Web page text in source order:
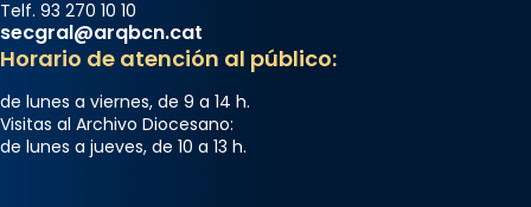
acompanyava més de prop Jesús.
Segons el llibre dels Fets (12,2) fou el primer
apòstol màrtir, decapitat a Jerusalem per
Herodes Agripa (vers l'any 44).
Patró de Galícia, després de les invasions
Telf. 93 270 10 10
secgral@arqbcn.cat
Horario de atención al público:
de lunes a viernes, de 9 a 14 h.
Visitas al Archivo Diocesano:
de lunes a jueves, de 10 a 13 h.